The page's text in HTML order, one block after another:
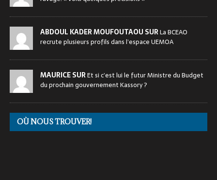
ABDOUL KADER MOUFOUTAOU SURLa BCEAO
recrute plusieurs profils dans l’espace UEMOA
MAURICE SUREt si c’est lui le futur Ministre du Budget
du prochain gouvernement Kassory ?
OÙ NOUS TROUVER!